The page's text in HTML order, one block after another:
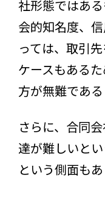
社形態ではあ
会的知名度、
っては、取引
ケースもある
方が無難である
さらに、合同
達が難しいと
という側面もあ